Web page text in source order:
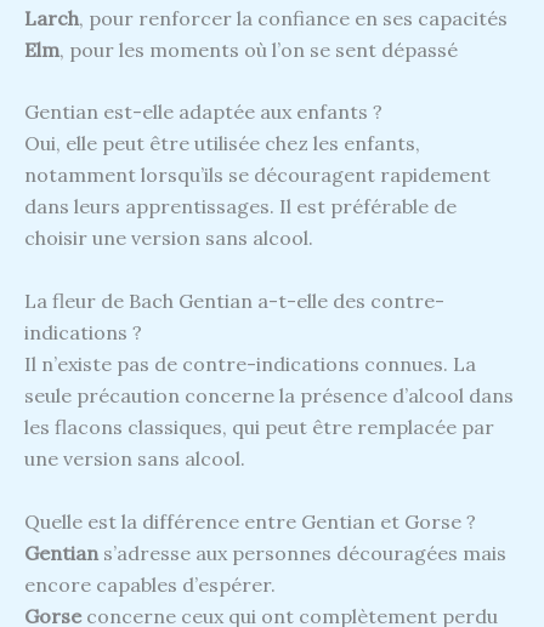
Larch, pour renforcer la confiance en ses capacités
Elm, pour les moments où l’on se sent dépassé
Gentian est-elle adaptée aux enfants ?
Oui, elle peut être utilisée chez les enfants,
notamment lorsqu’ils se découragent rapidement
dans leurs apprentissages. Il est préférable de
choisir une version sans alcool.
La fleur de Bach Gentian a-t-elle des contre-
indications ?
Il n’existe pas de contre-indications connues. La
seule précaution concerne la présence d’alcool dans
les flacons classiques, qui peut être remplacée par
une version sans alcool.
Quelle est la différence entre Gentian et Gorse ?
Gentian s’adresse aux personnes découragées mais
encore capables d’espérer.
Gorseconcerne ceux qui ont complètement perdu